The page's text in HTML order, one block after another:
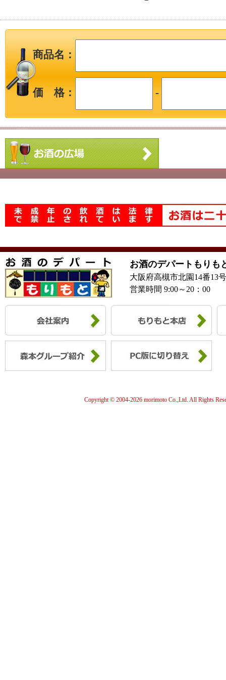
商品名：
価 格： -
お酒のデパートもりも
大阪府高槻市北園14番13
営業時間 9:00～20：00
Copyright © 2004-2026 morimoto Co.,Ltd. All Rights